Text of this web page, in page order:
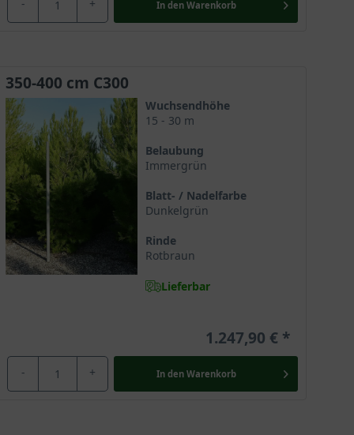
- + In den Warenkorb
350-400 cm C300
Wuchsendhöhe
15 - 30 m
Belaubung
Immergrün
Blatt- / Nadelfarbe
Dunkelgrün
Rinde
Rotbraun
Lieferbar
1.247,90 €
- + In den Warenkorb